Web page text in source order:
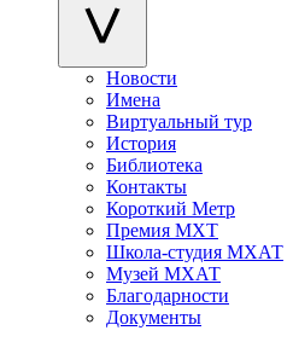
Новости
Имена
Виртуальный тур
История
Библиотека
Контакты
Короткий Метр
Премия МХТ
Школа-студия МХАТ
Музей МХАТ
Благодарности
Документы